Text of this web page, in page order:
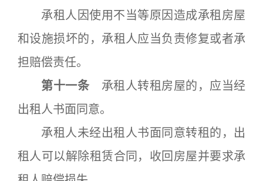
承租人因使用不当等原因造成承租房屋
和设施损坏的，承租人应当负责修复或者承
担赔偿责任。
第十一条 承租人转租房屋的，应当经
出租人书面同意。
承租人未经出租人书面同意转租的，出
租人可以解除租赁合同，收回房屋并要求承